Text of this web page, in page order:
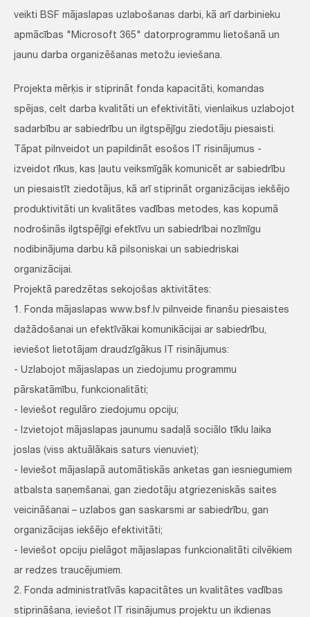
veikti BSF mājaslapas uzlabošanas darbi, kā arī darbinieku
apmācības "Microsoft 365" datorprogrammu lietošanā un
jaunu darba organizēšanas metožu ieviešana.
Projekta mērķis ir stiprināt fonda kapacitāti, komandas
spējas, celt darba kvalitāti un efektivitāti, vienlaikus uzlabojot
sadarbību ar sabiedrību un ilgtspējīgu ziedotāju piesaisti.
Tāpat pilnveidot un papildināt esošos IT risinājumus -
izveidot rīkus, kas ļautu veiksmīgāk komunicēt ar sabiedrību
un piesaistīt ziedotājus, kā arī stiprināt organizācijas iekšējo
produktivitāti un kvalitātes vadības metodes, kas kopumā
nodrošinās ilgtspējīgi efektīvu un sabiedrībai nozīmīgu
nodibinājuma darbu kā pilsoniskai un sabiedriskai
organizācijai.
Projektā paredzētas sekojošas aktivitātes:
1. Fonda mājaslapas www.bsf.lv pilnveide finanšu piesaistes
dažādošanai un efektīvākai komunikācijai ar sabiedrību,
ieviešot lietotājam draudzīgākus IT risinājumus:
- Uzlabojot mājaslapas un ziedojumu programmu
pārskatāmību, funkcionalitāti;
- Ieviešot regulāro ziedojumu opciju;
- Izvietojot mājaslapas jaunumu sadaļā sociālo tīklu laika
joslas (viss aktuālākais saturs vienuviet);
- Ieviešot mājaslapā automātiskās anketas gan iesniegumiem
atbalsta saņemšanai, gan ziedotāju atgriezeniskās saites
veicināšanai – uzlabos gan saskarsmi ar sabiedrību, gan
organizācijas iekšējo efektivitāti;
- Ieviešot opciju pielāgot mājaslapas funkcionalitāti cilvēkiem
ar redzes traucējumiem.
2. Fonda administratīvās kapacitātes un kvalitātes vadības
stiprināšana, ieviešot IT risinājumus projektu un ikdienas